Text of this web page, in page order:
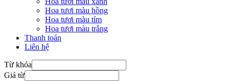
Hoa tươi màu hồng
Hoa tươi màu tím
Hoa tươi màu trắng
Thanh toán
Liên hệ
Từ khóa
Giá từ